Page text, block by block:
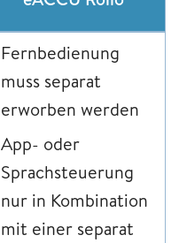
Fernbedienung
muss separat
erworben werden
App- oder
Sprachsteuerung
nur in Kombination
mit einer separat